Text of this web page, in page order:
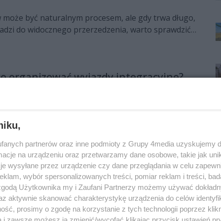
może być naturalnym procesem, ale gdy trwa długo,
do widocznego przerzedzenia, warto sprawdzić
głowy albo łysienia, dlatego szybka
organizować wyjazdy integracyjne?
wnętrze w sercu Kielc?
rodziny często sprawiają, że cztery ściany,
były naszą bezpieczną oazą, z biegiem czasu
przytłaczać. To ten moment, w którym
najwyższego komfortu i życiowej
silniejsze niż sentyment do
1 1
partnerów oraz inne podmioty z Grupy 4media uzyskujemy
na urządzeniu oraz przetwarzamy dane osobowe, takie jak
wysyłane przez urządzenie czy dane przeglądania w celu
wybór spersonalizowanych treści, pomiar reklam i treści,
Użytkownika my i Zaufani Partnerzy możemy używać
aktywnie skanować charakterystykę urządzenia do celów
prosimy o zgodę na korzystanie z tych technologii poprzez